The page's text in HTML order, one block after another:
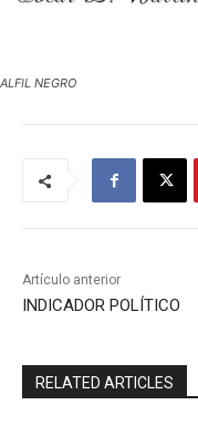
ALFIL NEGRO
Artículo anterior
INDICADOR POLÍTICO
RELATED ARTICLES